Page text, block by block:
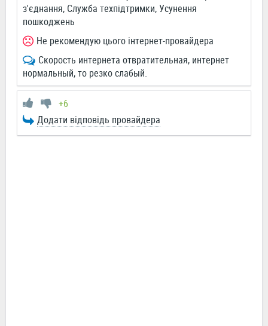
з'єднання, Служба техпідтримки, Усунення
пошкоджень
Не рекомендую цього інтернет-провайдера
Скорость интернета отвратительная, интернет
нормальный, то резко слабый.
+6
Додати відповідь провайдера